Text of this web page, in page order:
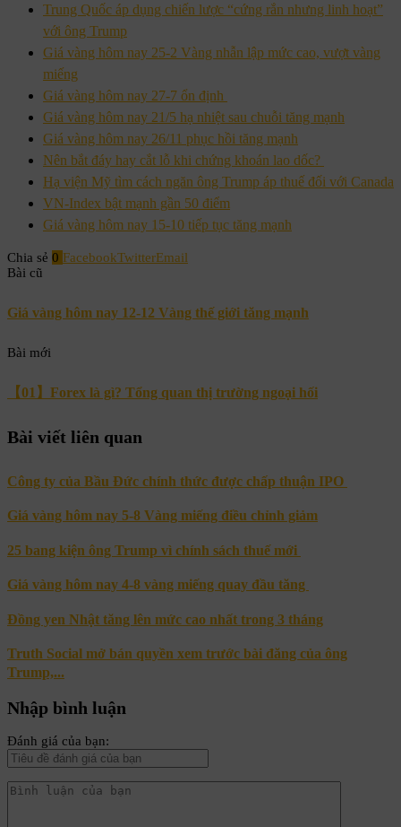
Trung Quốc áp dụng chiến lược “cứng rắn nhưng linh hoạt”
với ông Trump
Giá vàng hôm nay 25-2 Vàng nhẫn lập mức cao, vượt vàng
miếng
Giá vàng hôm nay 27-7 ổn định
Giá vàng hôm nay 21/5 hạ nhiệt sau chuỗi tăng mạnh
Giá vàng hôm nay 26/11 phục hồi tăng mạnh
Nên bắt đáy hay cắt lỗ khi chứng khoán lao dốc?
Hạ viện Mỹ tìm cách ngăn ông Trump áp thuế đối với Canada
VN-Index bật mạnh gần 50 điểm
Giá vàng hôm nay 15-10 tiếp tục tăng mạnh
Chia sẻ 0 FacebookTwitterEmail
Bài cũ
Giá vàng hôm nay 12-12 Vàng thế giới tăng mạnh
Bài mới
【01】Forex là gì? Tổng quan thị trường ngoại hối
Bài viết liên quan
Công ty của Bầu Đức chính thức được chấp thuận IPO
Giá vàng hôm nay 5-8 Vàng miếng điều chỉnh giảm
25 bang kiện ông Trump vì chính sách thuế mới
Giá vàng hôm nay 4-8 vàng miếng quay đầu tăng
Đồng yen Nhật tăng lên mức cao nhất trong 3 tháng
Truth Social mở bán quyền xem trước bài đăng của ông
Trump,...
Nhập bình luận
Đánh giá của bạn: